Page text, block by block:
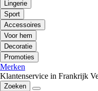
Lingerie
Sport
Accessoires
Voor hem
Decoratie
Promoties
Merken
Klantenservice in Frankrijk
Zoeken